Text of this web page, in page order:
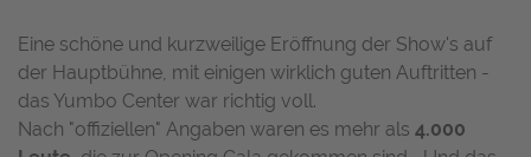
Eine schöne und kurzweilige Eröffnung der Show's auf
der Hauptbühne, mit einigen wirklich guten Auftritten -
das Yumbo Center war richtig voll.
Nach "offiziellen" Angaben waren es mehr als 4.000